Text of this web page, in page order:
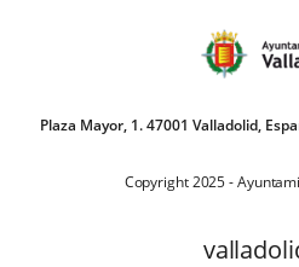
Plaza Mayor, 1. 47001 Valladolid,
Copyright 2025 -